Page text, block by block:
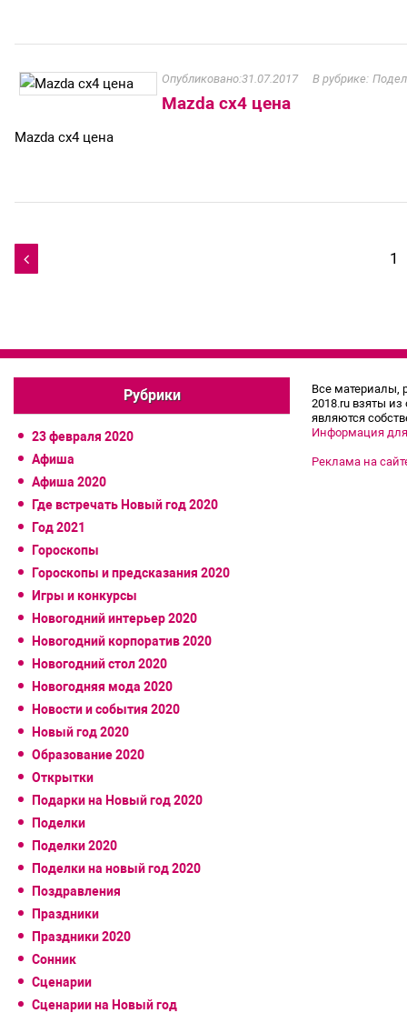
31.07.2017
Mazda cx4 цена
Mazda cx4 цена
Навигация
 1
Рубрики
23 февраля 2020
Афиша
Афиша 2020
Где встречать Новый год 2020
Год 2021
Гороскопы
Гороскопы и предсказания 2020
Игры и конкурсы
Новогодний интерьер 2020
Новогодний корпоратив 2020
Новогодний стол 2020
Новогодняя мода 2020
Новости и события 2020
Новый год 2020
Образование 2020
Открытки
Подарки на Новый год 2020
Поделки
Поделки 2020
Поделки на новый год 2020
Поздравления
Праздники
Праздники 2020
Сонник
Сценарии
Сценарии на Новый год
Все материалы,
2018.ru взяты
являются
Информация
Реклама на